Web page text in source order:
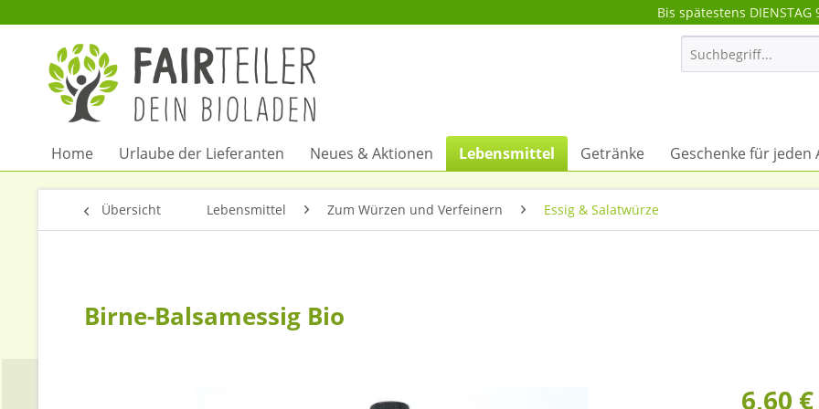
Bis spätestens
Home Urlaube der Lieferanten Neues & Aktionen Lebensmittel Getränke Geschenke für jeden
Übersicht Lebensmittel Zum Würzen und Verfeinern Essig & Salatwürze
Birne-Balsamessig Bio
6,60 €